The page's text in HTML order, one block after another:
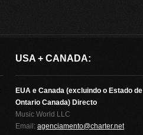
USA + CANADA:
EUA e Canada (excluindo o Estado de
Ontario Canada) Directo
Music World LLC
Email: agenciamento@charter.net